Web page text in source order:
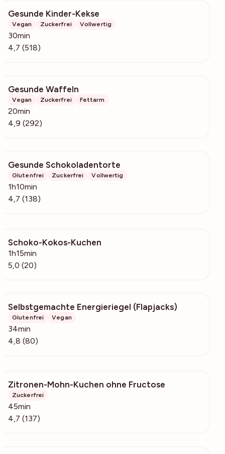
Gesunde Kinder-Kekse
Vegan Zuckerfrei Vollwertig
30min
4,7 (518)
Gesunde Waffeln
Vegan Zuckerfrei Fettarm
20min
4,9 (292)
Gesunde Schokoladentorte
Glutenfrei Zuckerfrei Vollwertig
1h10min
4,7 (138)
Schoko-Kokos-Kuchen
1h15min
5,0 (20)
Selbstgemachte Energieriegel (Flapjacks)
Glutenfrei Vegan
34min
4,8 (80)
Zitronen-Mohn-Kuchen ohne Fructose
Zuckerfrei
45min
4,7 (137)